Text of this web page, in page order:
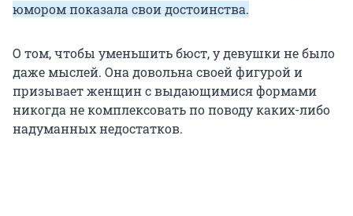
юмором показала свои достоинства.
О том, чтобы уменьшить бюст, у девушки не было
даже мыслей. Она довольна своей фигурой и
призывает женщин с выдающимися формами
никогда не комплексовать по поводу каких-либо
надуманных недостатков.